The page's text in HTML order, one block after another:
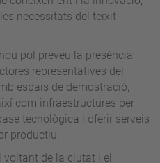
necessitats del teixit
pol preveu la presència
representatives del
espais de demostració,
com infraestructures per
tecnològica i oferir serveis
productiu.
voltant de la ciutat i el